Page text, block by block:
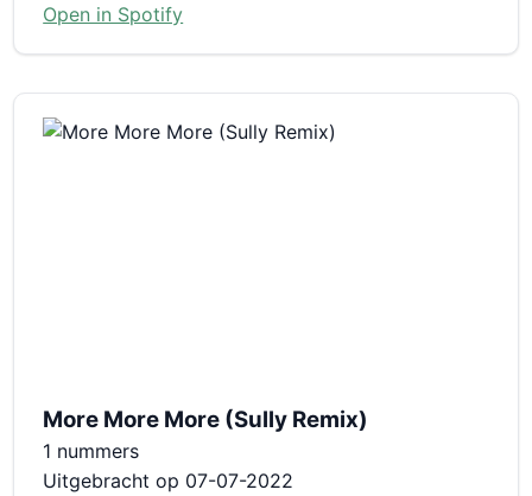
Open in Spotify
More More More (Sully Remix)
1 nummers
Uitgebracht op 07-07-2022